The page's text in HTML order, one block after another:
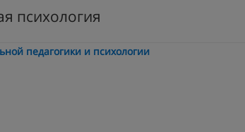
психология
педагогики и психологии